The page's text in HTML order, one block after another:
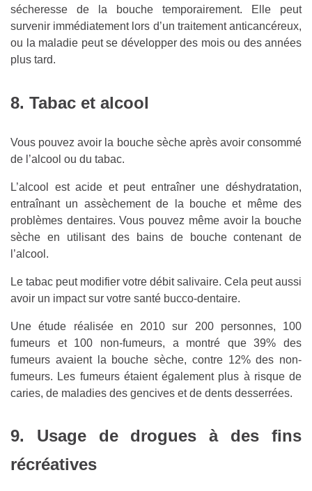
sécheresse de la bouche temporairement. Elle peut
survenir immédiatement lors d’un traitement anticancéreux,
ou la maladie peut se développer des mois ou des années
plus tard.
8. Tabac et alcool
Vous pouvez avoir la bouche sèche après avoir consommé
de l’alcool ou du tabac.
L’alcool est acide et peut entraîner une déshydratation,
entraînant un assèchement de la bouche et même des
problèmes dentaires. Vous pouvez même avoir la bouche
sèche en utilisant des bains de bouche contenant de
l’alcool.
Le tabac peut modifier votre débit salivaire. Cela peut aussi
avoir un impact sur votre santé bucco-dentaire.
Une étude réalisée en 2010 sur 200 personnes, 100
fumeurs et 100 non-fumeurs, a montré que 39% des
fumeurs avaient la bouche sèche, contre 12% des non-
fumeurs. Les fumeurs étaient également plus à risque de
caries, de maladies des gencives et de dents desserrées.
9. Usage de drogues à des fins
récréatives